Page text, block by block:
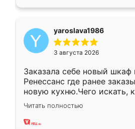
yaroslava1986
3 августа 2026
Заказала себе новый шкаф
Ренессанс где ранее
новую кухню.Чего искать,
вполне довольна. Служит
два года, нареканий нет.
Читать полностью